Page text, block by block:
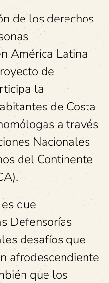
de los derechos
América Latina
de
la
de Costa
a través
Nacionales
del Continente
que
Defensorías
desafíos que
afrodescendiente
que los